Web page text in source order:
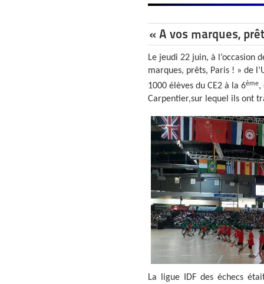
« A vos marques,
Le jeudi 22 juin, à l’occasion
marques, prêts, Paris ! » de
1000 élèves du CE2 à la 6ème,
Carpentier,sur lequel ils ont
La ligue IDF des échecs